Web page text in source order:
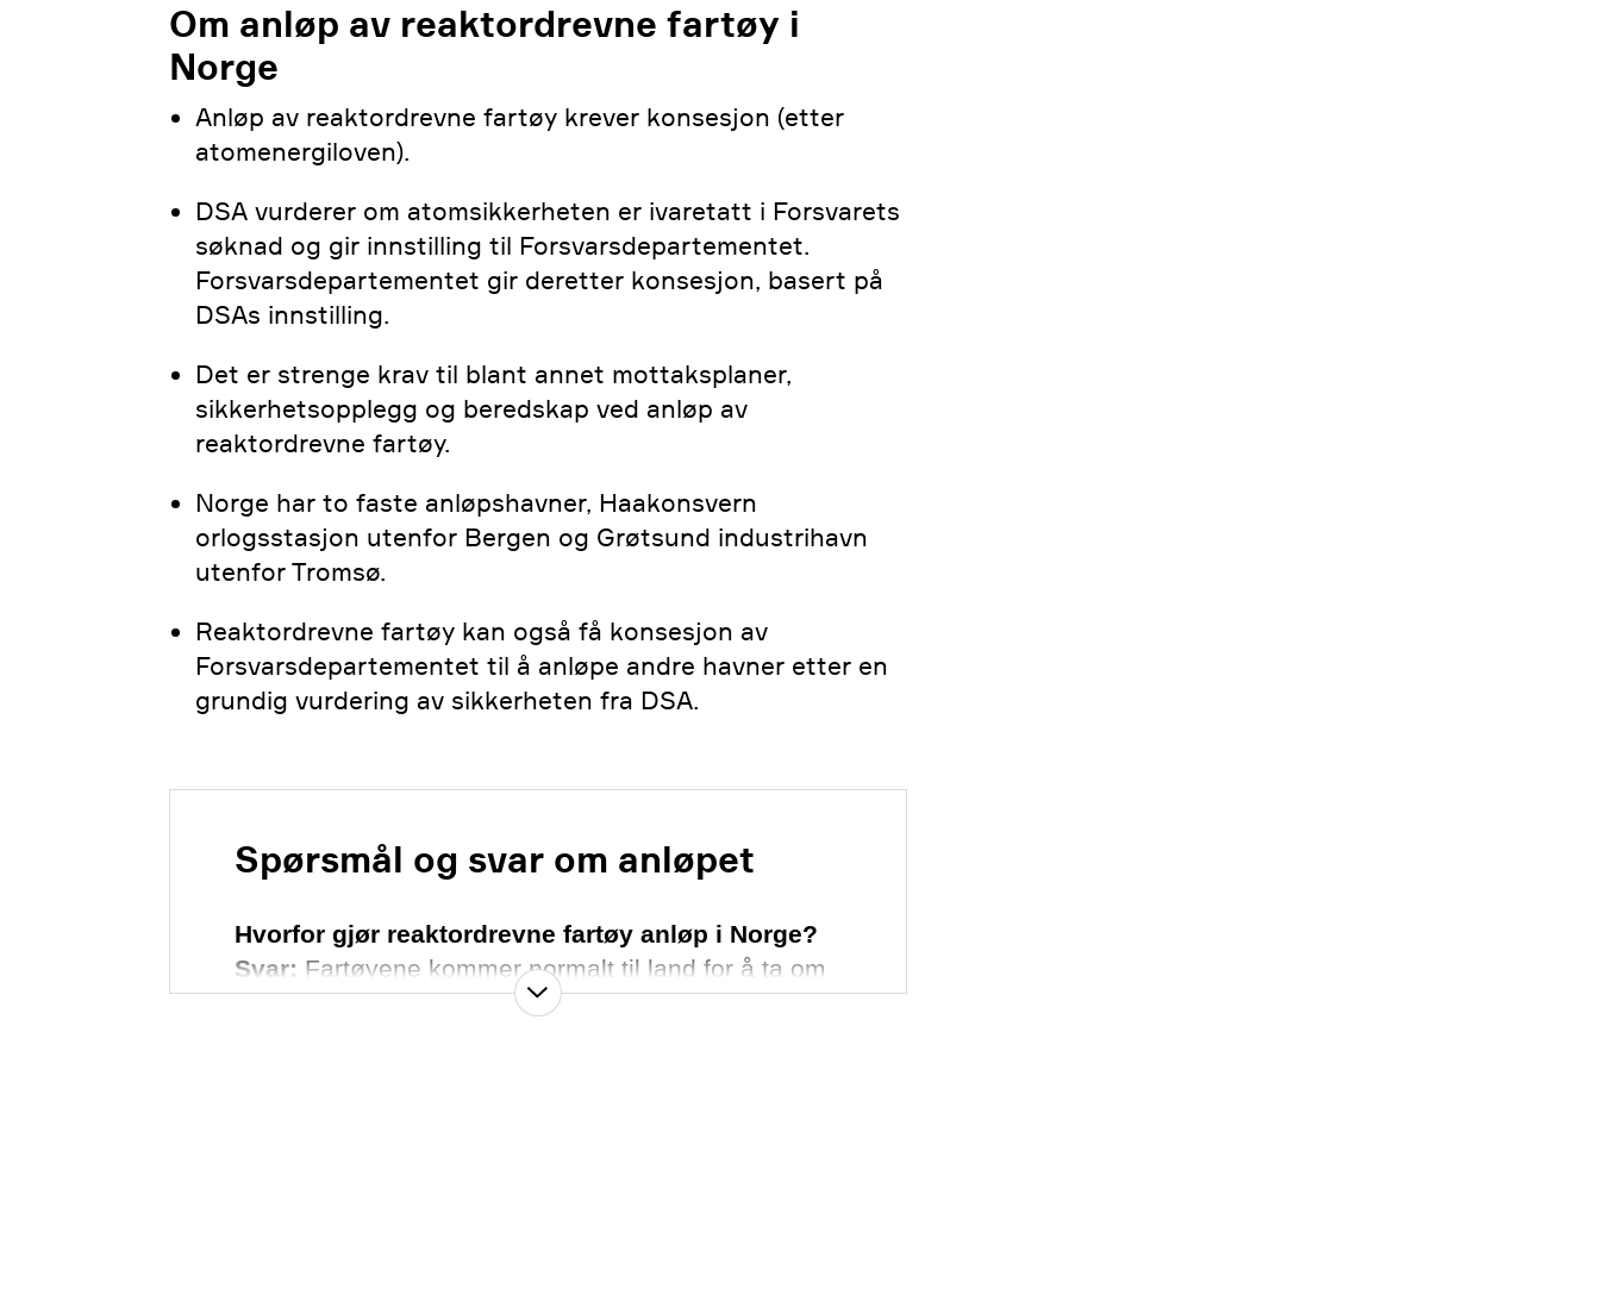
Om anløp av reaktordrevne fartøy i
Norge
Anløp av reaktordrevne fartøy krever konsesjon (etter
atomenergiloven).
DSA vurderer om atomsikkerheten er ivaretatt i Forsvarets
søknad og gir innstilling til Forsvarsdepartementet.
Forsvarsdepartementet gir deretter konsesjon, basert på
DSAs innstilling.
Det er strenge krav til blant annet mottaksplaner,
sikkerhetsopplegg og beredskap ved anløp av
reaktordrevne fartøy.
Norge har to faste anløpshavner, Haakonsvern
orlogsstasjon utenfor Bergen og Grøtsund industrihavn
utenfor Tromsø.
Reaktordrevne fartøy kan også få konsesjon av
Forsvarsdepartementet til å anløpe andre havner etter en
grundig vurdering av sikkerheten fra DSA.
Spørsmål og svar om anløpet
Hvorfor gjør reaktordrevne fartøy anløp i Norge?
Svar: Fartøyene kommer normalt til land for å ta om
bord forsyninger eller materiell og bytte besetning